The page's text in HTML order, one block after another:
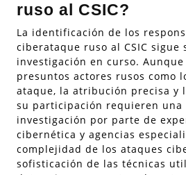
ruso al CSIC?
La identificación de los
ciberataque ruso al CSIC sigue
investigación en curso.
presuntos actores rusos como
ataque, la atribución precisa y
su participación requieren una
investigación por parte de
cibernética y agencias
complejidad de los ataques
sofisticación de las técnicas